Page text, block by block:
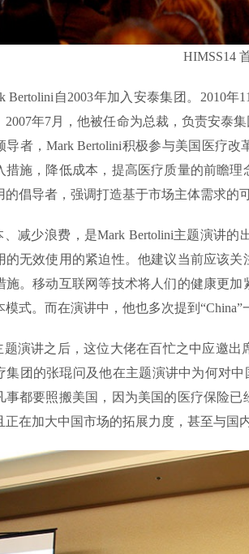
HIMSS14
Bertolini自2003年加入安泰集团。2010
2007年7月，他被任命为总裁，负责安泰
导者，Mark Bertolini积极参与美国医疗
措施，降低成本，提高医疗质量的前瞻
的倡导者，强调打造基于市场主体需求的
、减少浪费，是Mark Bertolini主题演讲
的无效使用的紧迫性。他建议当前应该
施。移动互联网等技术将人们的健康更
模式。而在演讲中，他也多次提到
题演讲之后，这位大佬在百忙之中应邀出
集团的张琨问及他在主题演讲中为何对
事都要照搬美国，因为美国的医疗保险
正在加大中国市场的拓展力度，甚至与国